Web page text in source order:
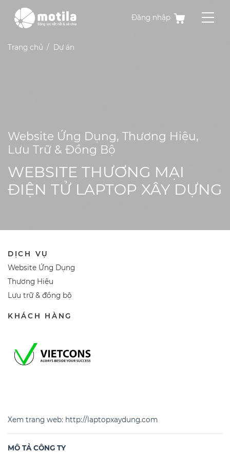
Đăng nhập
Trang chủ Dự án
Website Ứng Dụng, Thương Hiệu,
Lưu Trữ & Đồng Bộ
WEBSITE THƯƠNG MẠI
ĐIỆN TỬ LAPTOP XÂY DỰNG
DỊCH VỤ
Website Ứng Dụng
Thương Hiệu
Lưu trữ & đồng bộ
KHÁCH HÀNG
Xem trang web: http://laptopxaydung.com
MÔ TẢ CÔNG TY